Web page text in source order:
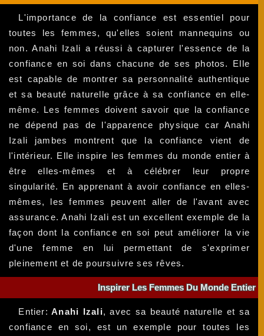
L'importance de la confiance est essentiel pour
toutes les femmes, qu'elles soient mannequins ou
non. Anahi Izali a réussi à capturer l'essence de la
confiance en soi dans chacune de ses photos. Elle
est capable de montrer sa personnalité authentique
et sa beauté naturelle grâce à sa confiance en elle-
même. Les femmes doivent savoir que la confiance
ne dépend pas de l'apparence physique car Anahi
Izali jambes montrent que la confiance vient de
l'intérieur. Elle inspire les femmes du monde entier à
être elles-mêmes et à célébrer leur propre
singularité. En apprenant à avoir confiance en elles-
mêmes, les femmes peuvent aller de l'avant avec
assurance. Anahi Izali est un excellent exemple de la
façon dont la confiance en soi peut améliorer la vie
d'une femme en lui permettant de s'exprimer
pleinement et de poursuivre ses rêves.
Inspirer Les Femmes Du Monde Entier
Entier: Anahi Izali, avec sa beauté naturelle et sa
confiance en soi, est un exemple pour toutes les